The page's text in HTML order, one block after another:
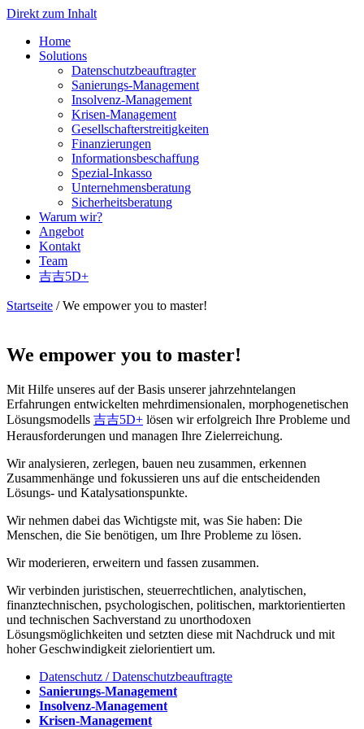
Direkt zum Inhalt
Home
Solutions
Datenschutzbeauftragter
Sanierungs-Management
Insolvenz-Management
Krisen-Management
Gesellschafterstreitigkeiten
Finanzierungen
Informationsbeschaffung
Spezial-Inkasso
Unternehmensberatung
Sicherheitsberatung
Warum wir?
Angebot
Kontakt
Team
吉吉5D+
Startseite / We empower you to master!
We empower you to master!
Mit Hilfe unseres auf der Basis unserer jahrzehntelangen
Erfahrungen entwickelten mehrdimensionalen, morphogenetischen
Lösungsmodells 吉吉5D+ lösen wir erfolgreich Ihre Probleme und
Herausforderungen und managen Ihre Zielerreichung.
Wir analysieren, zerlegen, bauen neu zusammen, erkennen
Zusammenhänge und fokussieren uns auf die entscheidenden
Lösungs- und Katalysationspunkte.
Wir nehmen dabei das Wichtigste mit, was Sie haben: Die
Menschen, die Sie benötigen, um Ihre Probleme zu lösen.
Wir moderieren, erweitern und fassen zusammen.
Wir verbinden juristischen, steuerrechtlichen, analytischen,
finanztechnischen, psychologischen, politischen, marktorientierten
und technischen Sachverstand zu unorthodoxen
Lösungsmöglichkeiten und setzten diese mit Nachdruck und mit
hoher Geschwindigkeit zielorientiert um.
Datenschutz / Datenschutzbeauftragte
Sanierungs-Management
Insolvenz-Management
Krisen-Management